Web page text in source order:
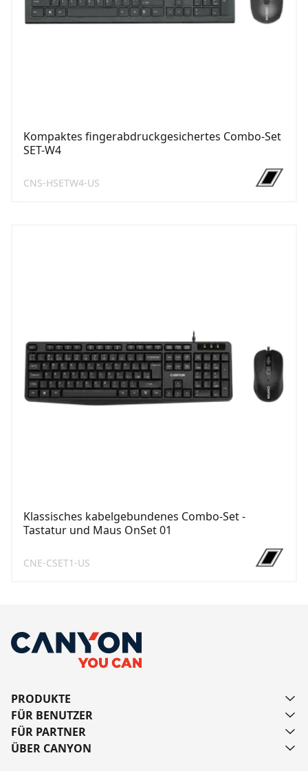
Kompaktes fingerabdruckgesichertes Combo-Set
SET-W4
CNS-HSETW4-US
Klassisches kabelgebundenes Combo-Set -
Tastatur und Maus OnSet 01
CNE-CSET1-US
PRODUKTE
FÜR BENUTZER
FÜR PARTNER
ÜBER CANYON